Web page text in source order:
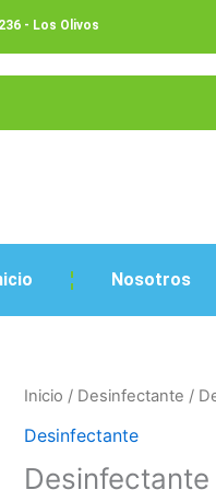
- Los Olivos
Nosotros
Inicio / Desinfectante /
Desinfectante
Desinfectante
Pino
cantidad